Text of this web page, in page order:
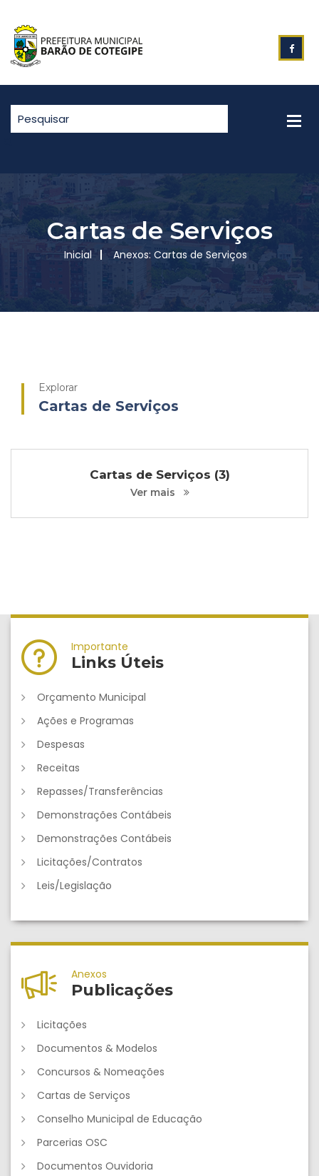
Cartas de Serviços
Inicial Anexos: Cartas de Serviços
Explorar
Cartas de Serviços
Cartas de Serviços (3)
Ver mais
Importante
Links Úteis
Orçamento Municipal
Ações e Programas
Despesas
Receitas
Repasses/Transferências
Demonstrações Contábeis
Demonstrações Contábeis
Licitações/Contratos
Leis/Legislação
Anexos
Publicações
Licitações
Documentos & Modelos
Concursos & Nomeações
Cartas de Serviços
Conselho Municipal de Educação
Parcerias OSC
Documentos Ouvidoria